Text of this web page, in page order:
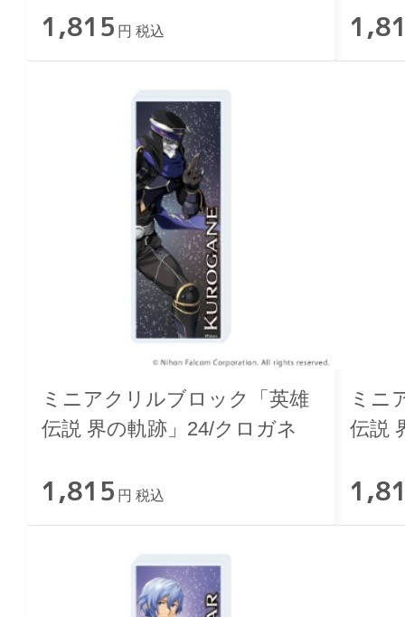
1,815 円 税込
ミニアクリルブロック「英雄
伝説 界の軌跡」24/クロガネ
1,815 円 税込
ミニ
伝説